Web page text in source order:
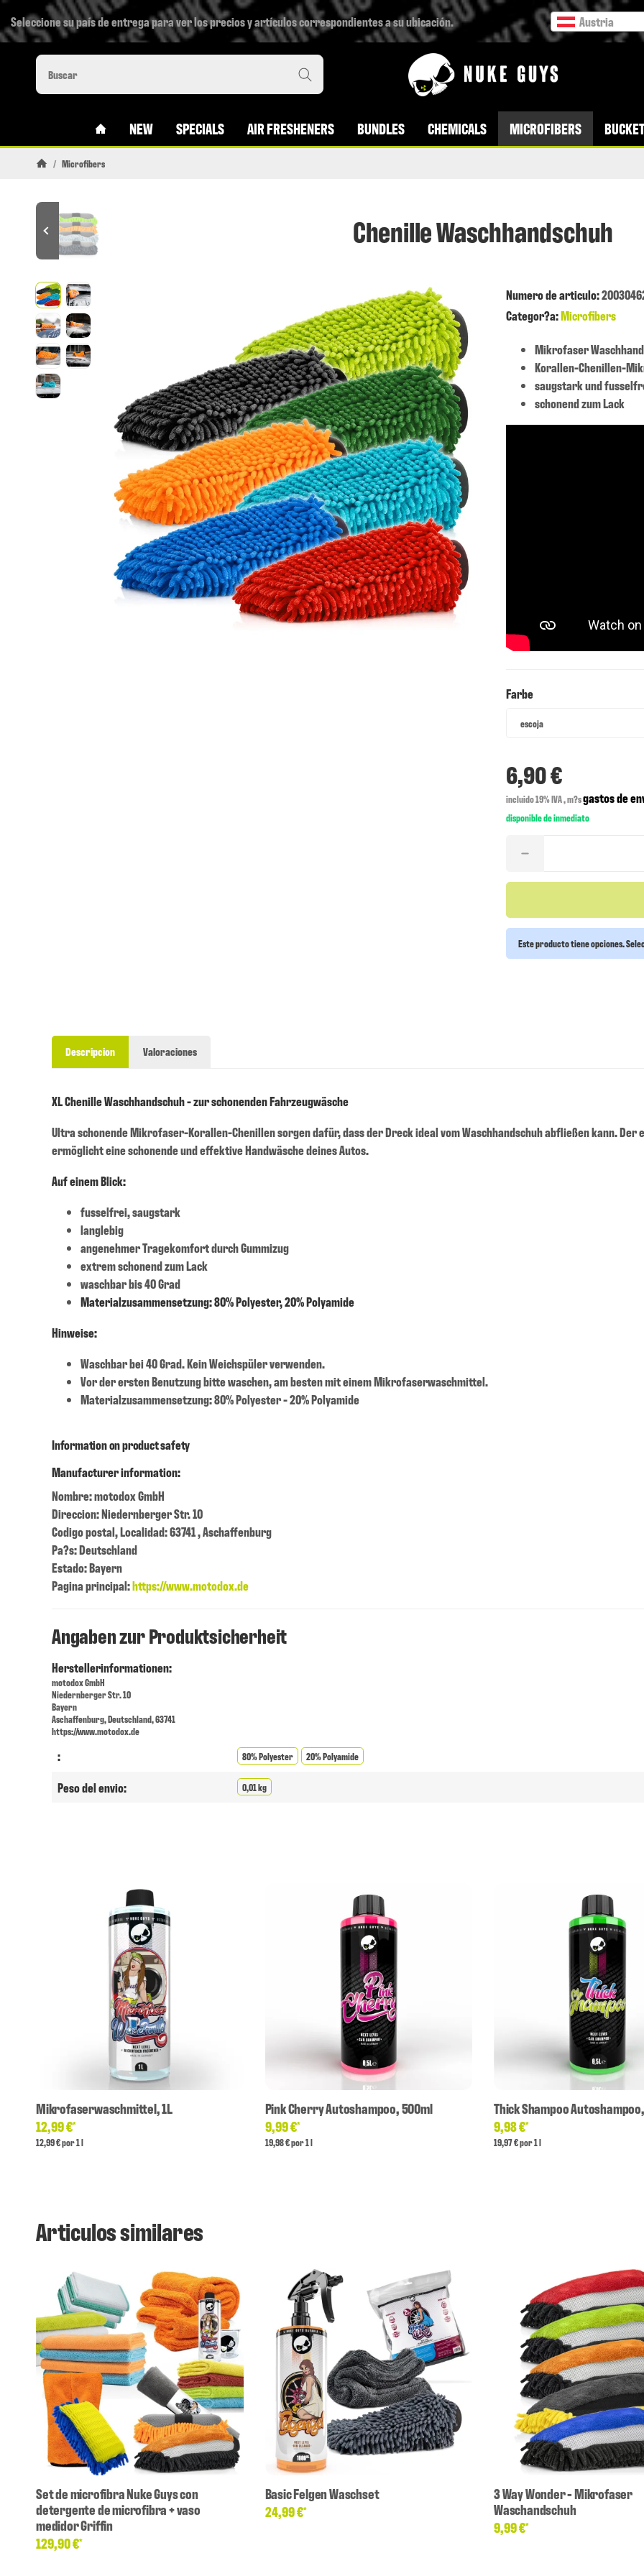
Seleccione su país de entrega para ver los precios y artículos correspondientes a su ubicación. Austria
#CUSTOM.LINKHOME#
NEW SPECIALS AIR FRESHENERS BUNDLES CHEMICALS MICROFIBERS
/ Microfibers
Chenille Waschhandschuh
Numero de articulo:
Categor?a:Microfibers
Mikrofaser
Korallen-Chenillen-
saugstark und
schonend zum Lack
Farbe
escoja
6,90 €
incluido 19% IVA , m?sgastos de
disponible de inmediato
Este producto tiene opciones.
Descripcion Valoraciones
XL Chenille Waschhandschuh - zur schonenden Fahrzeugwäsche
Ultra schonende Mikrofaser-Korallen-Chenillen sorgen dafür, dass der Dreck ideal vom Waschhandschuh abfließen kann. Der
ermöglicht eine schonende und effektive Handwäsche deines Autos.
Auf einem Blick:
fusselfrei, saugstark
langlebig
angenehmer Tragekomfort durch Gummizug
extrem schonend zum Lack
waschbar bis 40 Grad
Materialzusammensetzung: 80% Polyester, 20% Polyamide
Hinweise:
Waschbar bei 40 Grad. Kein Weichspüler verwenden.
Vor der ersten Benutzung bitte waschen, am besten mit einem Mikrofaserwaschmittel.
Materialzusammensetzung: 80% Polyester - 20% Polyamide
Information on product safety
Manufacturer information:
Nombre: motodox GmbH
Direccion: Niedernberger Str. 10
Codigo postal, Localidad: 63741 , Aschaffenburg
Pa?s: Deutschland
Estado: Bayern
Pagina principal:https://www.motodox.de
Angaben zur Produktsicherheit
Herstellerinformationen:
motodox GmbH
Niedernberger Str. 10
Bayern
Aschaffenburg, Deutschland, 63741
https://www.motodox.de
: 80% Polyester 20% Polyamide
Peso del envio: 0,01 kg
Mikrofaserwaschmittel, 1L
12,99 €*
12,99 € por 1 l
Pink Cherry Autoshampoo, 500ml
9,99 €*
19,98 € por 1 l
Thick Shampoo
9,98 €*
19,97 € por 1 l
Articulos similares
Set de microfibra Nuke Guys con
detergente de microfibra + vaso
medidor Griffin
129,90 €*
Basic Felgen Waschset
24,99 €*
3 Way Wonder - Mikrofaser
Waschandschuh
9,99 €*